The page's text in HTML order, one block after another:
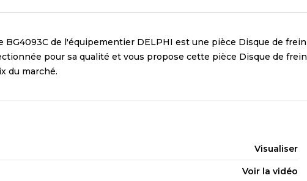
BG4093C de l'équipementier DELPHI est une pièce Disque de frein
pour sa qualité et vous propose cette pièce Disque de frein
du marché.
Visualiser
Voir la vidéo